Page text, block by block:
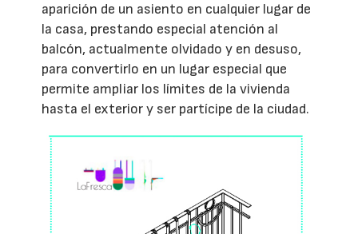
aparición de un asiento en cualquier lugar de
la casa, prestando especial atención al
balcón, actualmente olvidado y en desuso,
para convertirlo en un lugar especial que
permite ampliar los límites de la vivienda
hasta el exterior y ser partícipe de la ciudad.